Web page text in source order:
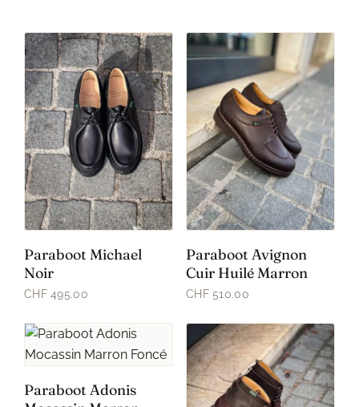
Paraboot Michael
Noir
CHF 495.00
Paraboot Avignon
Cuir Huilé Marron
CHF 510.00
Paraboot Adonis